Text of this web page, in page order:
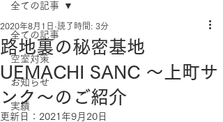
全ての記事
空室対策
お知らせ
実績
全ての記事
路地裏の秘密基地
UEMACHI SANC ～上町サ
ンク～のご紹介
2020年8月1日 読了時間: 3分
更新日： 2021年9月20日